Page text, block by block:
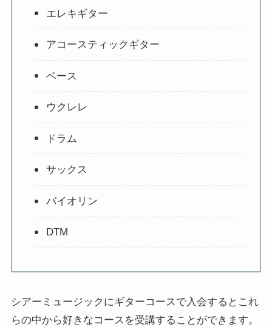
エレキギター
アコースティックギター
ベース
ウクレレ
ドラム
サックス
バイオリン
DTM
シアーミュージックにギターコースで入会するとこれ
らの中から好きなコースを受講することができます。